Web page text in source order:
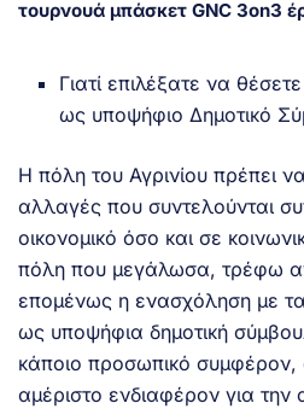
τουρνουά μπάσκετ GNC 3on3
Γιατί επιλέξατε να
ως υποψήφιο Δημοτικό
Η πόλη του Αγρινίου πρέπει
αλλαγές που συντελούνται
οικονομικό όσο και σε
πόλη που μεγάλωσα, τρέφω
επομένως η ενασχόληση με τα
ως υποψήφια δημοτική
κάποιο προσωπικό συμφέρον,
αμέριστο ενδιαφέρον για